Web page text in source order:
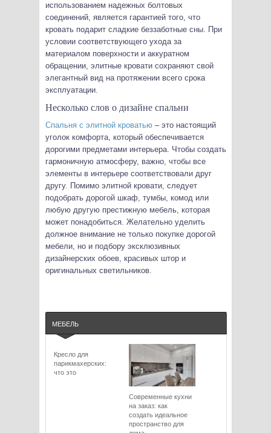
использованием надежных болтовых
соединений, является гарантией того, что
кровать подарит сладкие беззаботные сны. При
условии соответствующего ухода за
материалом поверхности и аккуратном
обращении, элитные кровати сохраняют свой
элегантный вид на протяжении всего срока
эксплуатации.
Несколько слов о дизайне спальни
Спальня с элитной кроватью – это настоящий
уголок комфорта, который обеспечивается
дорогими предметами интерьера. Чтобы создать
гармоничную атмосферу, важно, чтобы все
элементы в интерьере соответствовали друг
другу. Помимо элитной кровати, следует
подобрать дорогой шкаф, тумбы, комод или
любую другую престижную мебель, которая
может понадобиться. Желательно уделить
должное внимание не только покупке дорогой
мебели, но и подбору эксклюзивных
дизайнерских обоев, красивых штор и
оригинальных светильников.
МЕБЕЛЬ
Кресло для
парикмахерских:
что это
Современные кухни
на заказ: как
создать идеальное
пространство для